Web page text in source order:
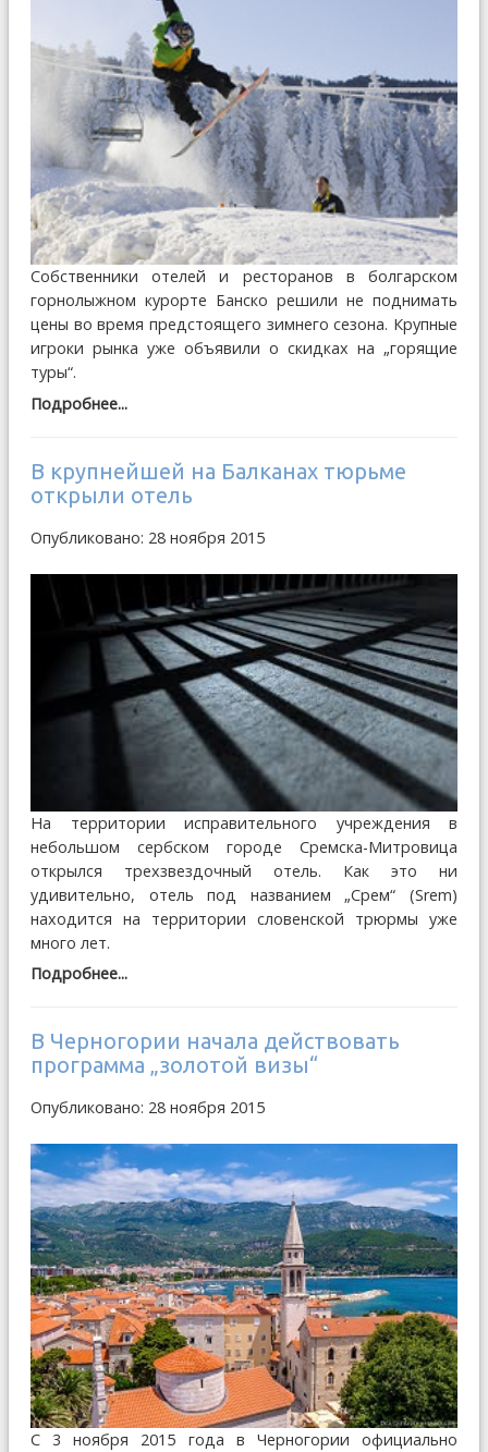
Собственники отелей и ресторанов в болгарском
горнолыжном курорте Банско решили не поднимать
цены во время предстоящего зимнего сезона. Крупные
игроки рынка уже объявили о скидках на „горящие
туры“.
Подробнее...
В крупнейшей на Балканах тюрьме
открыли отель
Опубликовано: 28 ноября 2015
На территории исправительного учреждения в
небольшом сербском городе Сремска-Митровица
открылся трехзвездочный отель. Как это ни
удивительно, отель под названием „Срем“ (Srem)
находится на территории словенской трюрмы уже
много лет.
Подробнее...
В Черногории начала действовать
программа „золотой визы“
Опубликовано: 28 ноября 2015
С 3 ноября 2015 года в Черногории официально